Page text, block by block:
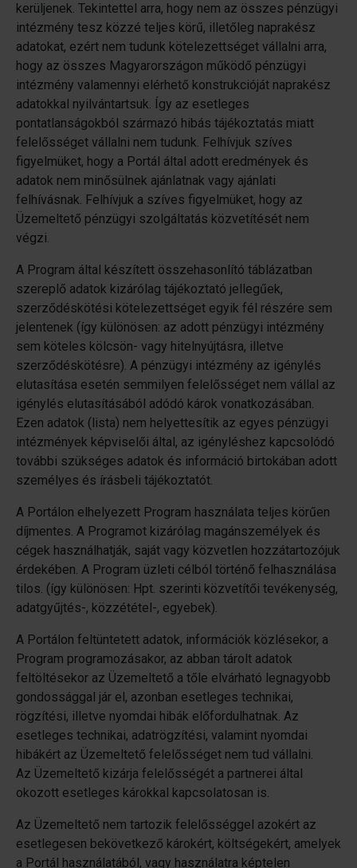
kerüljenek. Tekintettel arra, hogy nem az összes pénzügyi
intézmény tesz közzé teljes körű, illetőleg naprakész
adatokat, ezért nem tudunk kötelezettséget vállalni arra,
hogy az összes Magyarországon működő pénzügyi
intézmény valamennyi elérhető konstrukcióját naprakész
adatokkal nyilvántartsuk. Így az esetleges
pontatlanságokból származó hibás tájékoztatás miatt
felelősséget vállalni nem tudunk. Felhívjuk szíves
figyelmüket, hogy a Portál által adott eredmények és
adatok nem minősülnek ajánlatnak vagy ajánlati
felhívásnak. Felhívjuk a szíves figyelmüket, hogy az
Üzemeltető pénzügyi szolgáltatás közvetítését nem
végzi.
A Program által készített összehasonlító táblázatban
szereplő adatok kizárólag tájékoztató jellegűek,
szerződéskötési kötelezettséget egyik fél részére sem
jelentenek (így különösen: az adott pénzügyi intézmény
sem köteles kölcsön- vagy hitelnyújtásra, illetve
szerződéskötésre). A pénzügyi intézmény az igénylés
elutasítása esetén semmilyen felelősséget nem vállal az
igénylés elutasításából adódó károk vonatkozásában.
Ezen adatok (lista) nem helyettesítik az egyes pénzügyi
intézmények képviselői által, az igényléshez kapcsolódó
további szükséges adatok és információ birtokában adott
személyes és írásbeli tájékoztatót.
A Portálon elhelyezett Program használata teljes körűen
díjmentes. A Programot kizárólag magánszemélyek és
cégek használhatják, saját vagy közvetlen hozzátartozójuk
érdekében. A Program üzleti célból történő felhasználása
tilos. (így különösen: Hpt. szerinti közvetítői tevékenység,
adatgyűjtés-, közzététel-, egyebek).
A Portálon feltüntetett adatok, információk közlésekor, a
Program programozásakor, az abban tárolt adatok
feltöltésekor az Üzemeltető a tőle elvárható legnagyobb
gondossággal jár el, azonban esetleges technikai,
rögzítési, illetve nyomdai hibák előfordulhatnak. Az
esetleges technikai, adatrögzítési, valamint nyomdai
hibákért az Üzemeltető felelősséget nem tud vállalni.
Az Üzemeltető kizárja felelősségét a partnerei által
okozott esetleges károkkal kapcsolatosan is.
Az Üzemeltető nem tartozik felelősséggel azokért az
esetlegesen bekövetkező károkért, költségekért, amelyek
a Portál használatából, vagy használatra képtelen